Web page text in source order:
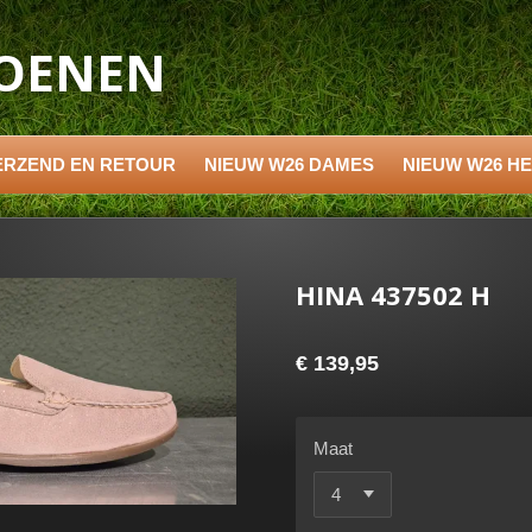
EN RETOUR NIEUW W26 DAMES NIEUW W26
HINA 437502 H
€ 139,95
Maat